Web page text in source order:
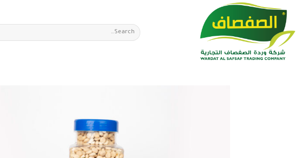
content
Search
for: